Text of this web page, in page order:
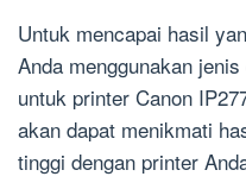
Untuk mencapai hasil
Anda menggunakan
untuk printer Canon
akan dapat menikmati
tinggi dengan printer